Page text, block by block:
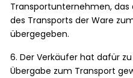
Transportunternehmen, das
des Transports der Ware
übergegeben.
6. Der Verkäufer hat dafür
Übergabe zum Transport